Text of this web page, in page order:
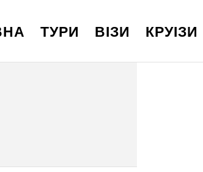
ТУРИ ВІЗИ КРУІЗИ